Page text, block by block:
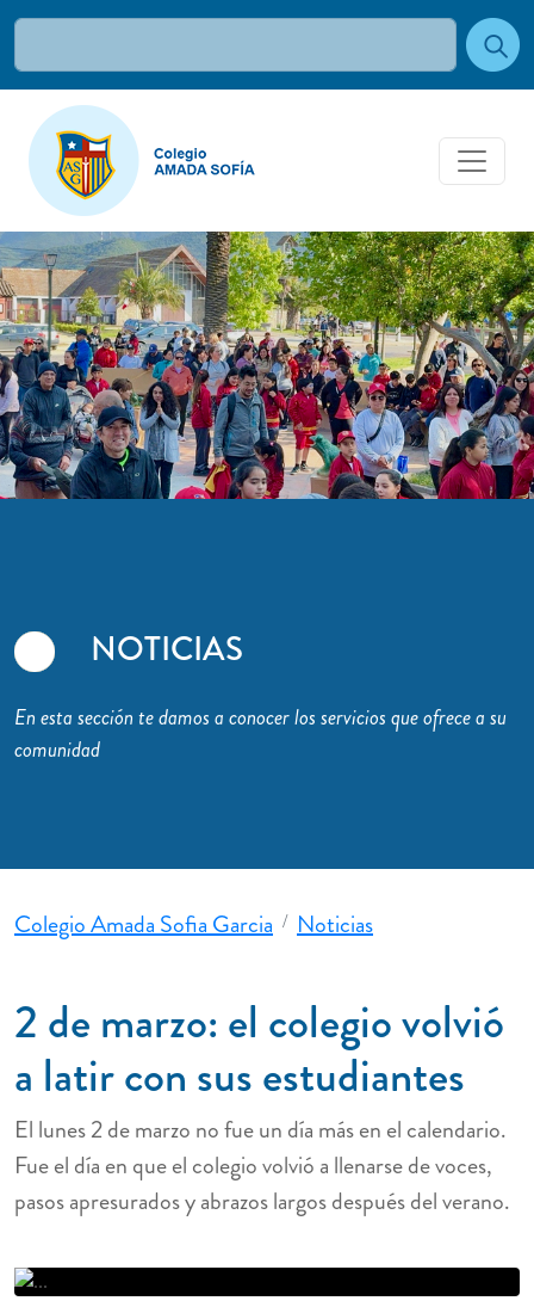
NOTICIAS
En esta sección te damos a conocer los servicios que ofrece a su
comunidad
Colegio Amada Sofia Garcia Noticias
2 de marzo: el colegio volvió
a latir con sus estudiantes
El lunes 2 de marzo no fue un día más en el calendario.
Fue el día en que el colegio volvió a llenarse de voces,
pasos apresurados y abrazos largos después del verano.